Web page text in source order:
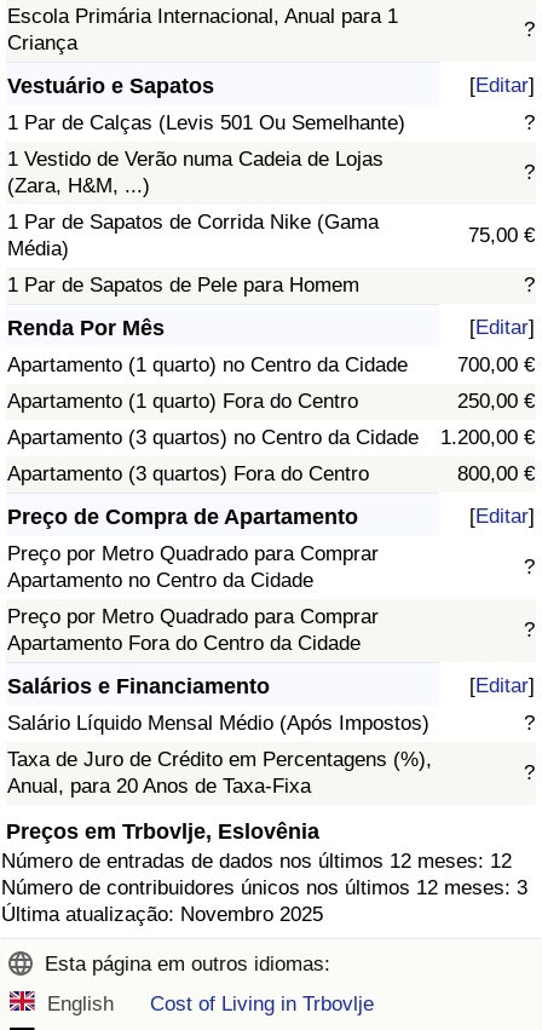
Escola Primária Internacional, Anual para 1
Criança
?
Vestuário e Sapatos [Editar]
1 Par de Calças (Levis 501 Ou Semelhante)
?
1 Vestido de Verão numa Cadeia de Lojas
(Zara, H&M, ...)
?
1 Par de Sapatos de Corrida Nike (Gama
Média)
75,00 €
1 Par de Sapatos de Pele para Homem ?
Renda Por Mês [Editar]
Apartamento (1 quarto) no Centro da Cidade
700,00 €
Apartamento (1 quarto) Fora do Centro
250,00 €
Apartamento (3 quartos) no Centro da Cidade
1.200,00 €
Apartamento (3 quartos) Fora do Centro
800,00 €
Preço de Compra de Apartamento [Editar]
Preço por Metro Quadrado para Comprar
Apartamento no Centro da Cidade
?
Preço por Metro Quadrado para Comprar
Apartamento Fora do Centro da Cidade
?
Salários e Financiamento [Editar]
Salário Líquido Mensal Médio (Após Impostos)
?
Taxa de Juro de Crédito em Percentagens (%),
Anual, para 20 Anos de Taxa-Fixa
?
Preços em Trbovlje, Eslovênia
Número de entradas de dados nos últimos 12 meses: 12
Número de contribuidores únicos nos últimos 12 meses: 3
Última atualização: Novembro 2025
Esta página em outros idiomas:
English
Cost of Living in Trbovlje